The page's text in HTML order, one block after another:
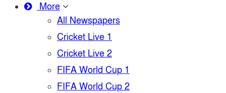
More
All Newspapers
Cricket Live 1
Cricket Live 2
FIFA World Cup 1
FIFA World Cup 2